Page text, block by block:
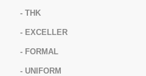
THK
EXCELLER
FORMAL
UNIFORM